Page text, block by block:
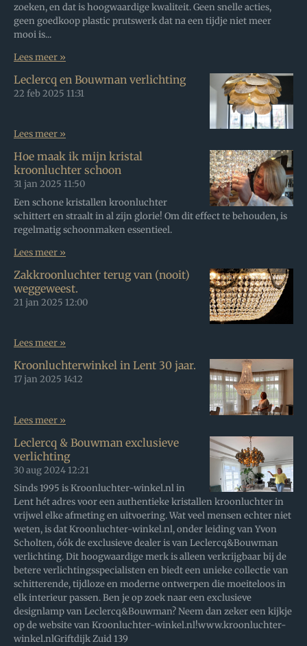
zoeken, en dat is hoogwaardige kwaliteit. Geen snelle acties,
geen goedkoop plastic prutswerk dat na een tijdje niet meer
mooi is...
Lees meer »
Leclercq en Bouwman verlichting
22 feb 2025 11:31
Lees meer »
Hoe maak ik mijn kristal
kroonluchter schoon
31 jan 2025 11:50
Een schone kristallen kroonluchter
schittert en straalt in al zijn glorie! Om dit effect te behouden, is
regelmatig schoonmaken essentieel.
Lees meer »
Zakkroonluchter terug van (nooit)
weggeweest.
21 jan 2025 12:00
Lees meer »
Kroonluchterwinkel in Lent 30 jaar.
17 jan 2025 14:12
Lees meer »
Leclercq & Bouwman exclusieve
verlichting
30 aug 2024 12:21
Sinds 1995 is Kroonluchter-winkel.nl in
Lent hét adres voor een authentieke kristallen kroonluchter in
vrijwel elke afmeting en uitvoering. Wat veel mensen echter niet
weten, is dat Kroonluchter-winkel.nl, onder leiding van Yvon
Scholten, óók de exclusieve dealer is van Leclercq&Bouwman
verlichting. Dit hoogwaardige merk is alleen verkrijgbaar bij de
betere verlichtingsspecialisten en biedt een unieke collectie van
schitterende, tijdloze en moderne ontwerpen die moeiteloos in
elk interieur passen. Ben je op zoek naar een exclusieve
designlamp van Leclercq&Bouwman? Neem dan zeker een kijkje
op de website van Kroonluchter-winkel.nl!www.kroonluchter-
winkel.nlGriftdijk Zuid 139